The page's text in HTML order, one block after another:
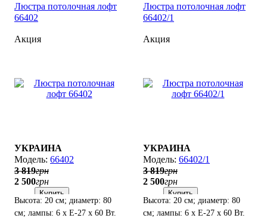
Люстра потолочная лофт
66402
Акция
УКРАИНА
66402
3 819грн
2 500грн
Купить
Высота: 20 см; диаметр: 80
см; лампы: 6 х Е-27 х 60 Вт.
Люстра потолочная лофт
66402/1
Акция
УКРАИНА
66402/1
3 819грн
2 500грн
Купить
Высота: 20 см; диаметр: 80
см; лампы: 6 х Е-27 х 60 Вт.